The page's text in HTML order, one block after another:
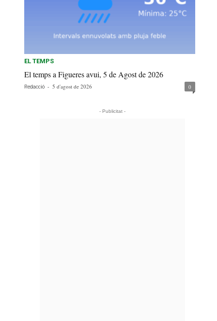
EL TEMPS
El temps a Figueres avui, 5 de Agost de 2026
Redacció - 5 d'agost de 2026 0
- Publicitat -